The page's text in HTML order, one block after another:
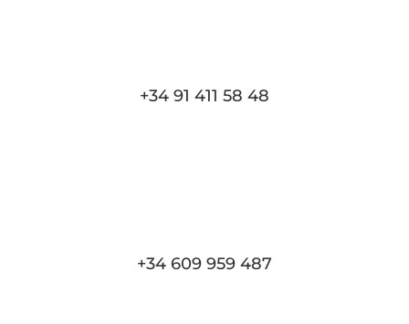
+34 91 411 58 48
+34 609 959 487